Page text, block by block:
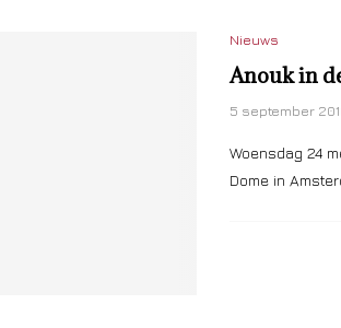
Nieuws
Anouk in
5 september
Woensdag 24
Dome in